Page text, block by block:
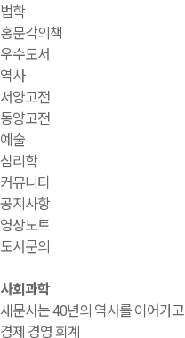
법학
홍문각의책
우수도서
역사
서양고전
동양고전
예술
심리학
커뮤니티
공지사항
영상노트
도서문의
사회과학
새문사는 40년의 역사를 이어가
경제 경영 회계